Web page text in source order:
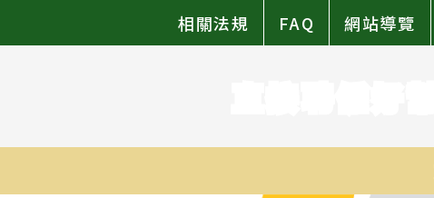
相關法規 FAQ 網站導覽